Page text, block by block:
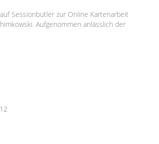
Sessionbutler zur Online Kartenarbeit
Aufgenommen anlässlich der